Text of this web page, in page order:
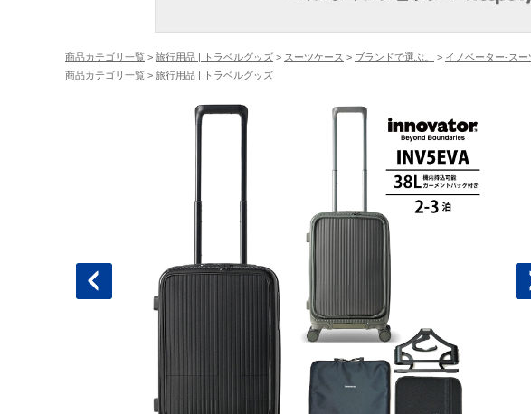
商品カテゴリ一覧 > 旅行用品 | トラベルグッズ > スーツケース > ブランドで選ぶ。 > イノベーター-スー
商品カテゴリ一覧 > 旅行用品 | トラベルグッズ